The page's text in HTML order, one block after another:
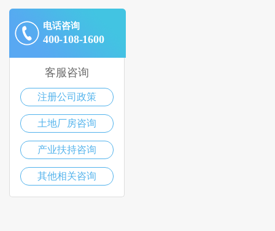
电话咨询
400-108-1600
客服咨询
注册公司政策
土地厂房咨询
产业扶持咨询
其他相关咨询